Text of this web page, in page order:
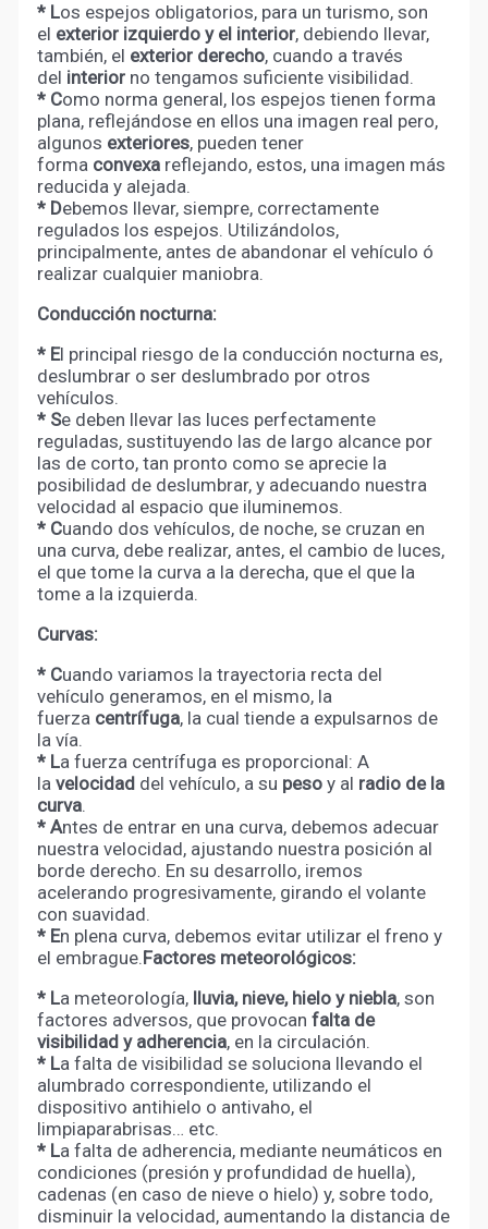
* Los espejos obligatorios, para un turismo, son
el exterior izquierdo y el interior, debiendo llevar,
también, el exterior derecho, cuando a través
del interior no tengamos suficiente visibilidad.
* Como norma general, los espejos tienen forma
plana, reflejándose en ellos una imagen real pero,
algunos exteriores, pueden tener
forma convexa reflejando, estos, una imagen más
reducida y alejada.
* Debemos llevar, siempre, correctamente
regulados los espejos. Utilizándolos,
principalmente, antes de abandonar el vehículo ó
realizar cualquier maniobra.
Conducción nocturna:
* El principal riesgo de la conducción nocturna es,
deslumbrar o ser deslumbrado por otros
vehículos.
* Se deben llevar las luces perfectamente
reguladas, sustituyendo las de largo alcance por
las de corto, tan pronto como se aprecie la
posibilidad de deslumbrar, y adecuando nuestra
velocidad al espacio que iluminemos.
* Cuando dos vehículos, de noche, se cruzan en
una curva, debe realizar, antes, el cambio de luces,
el que tome la curva a la derecha, que el que la
tome a la izquierda.
Curvas:
* Cuando variamos la trayectoria recta del
vehículo generamos, en el mismo, la
fuerza centrífuga, la cual tiende a expulsarnos de
la vía.
* La fuerza centrífuga es proporcional: A
lavelocidad del vehículo, a su peso y al radio de la
curva.
* Antes de entrar en una curva, debemos adecuar
nuestra velocidad, ajustando nuestra posición al
borde derecho. En su desarrollo, iremos
acelerando progresivamente, girando el volante
con suavidad.
* En plena curva, debemos evitar utilizar el freno y
el embrague.Factores meteorológicos:
* La meteorología, lluvia, nieve, hielo y niebla, son
factores adversos, que provocanfalta de
visibilidad y adherencia, en la circulación.
* La falta de visibilidad se soluciona llevando el
alumbrado correspondiente, utilizando el
dispositivo antihielo o antivaho, el
limpiaparabrisas… etc.
* La falta de adherencia, mediante neumáticos en
condiciones (presión y profundidad de huella),
cadenas (en caso de nieve o hielo) y, sobre todo,
disminuir la velocidad, aumentando la distancia de